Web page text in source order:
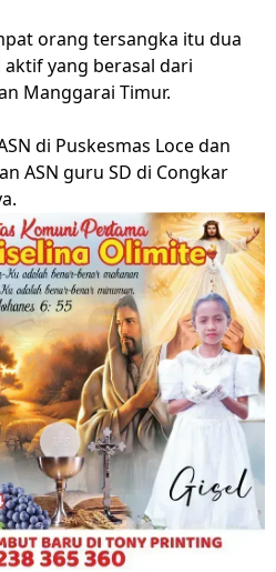
orang tersangka itu dua
yang berasal dari
Manggarai Timur.
di Puskesmas Loce dan
ASN guru SD di Congkar